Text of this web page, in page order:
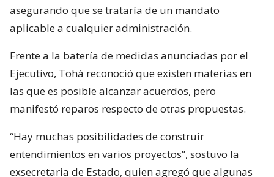
asegurando que se trataría de un mandato
aplicable a cualquier administración.
Frente a la batería de medidas anunciadas por el
Ejecutivo, Tohá reconoció que existen materias en
las que es posible alcanzar acuerdos, pero
manifestó reparos respecto de otras propuestas.
“Hay muchas posibilidades de construir
entendimientos en varios proyectos”, sostuvo la
exsecretaria de Estado, quien agregó que algunas